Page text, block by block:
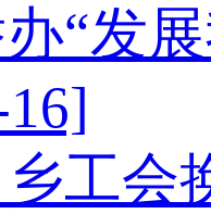
“发
工会